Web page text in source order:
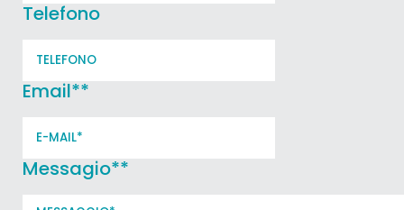
Telefono
Email**
Messagio**